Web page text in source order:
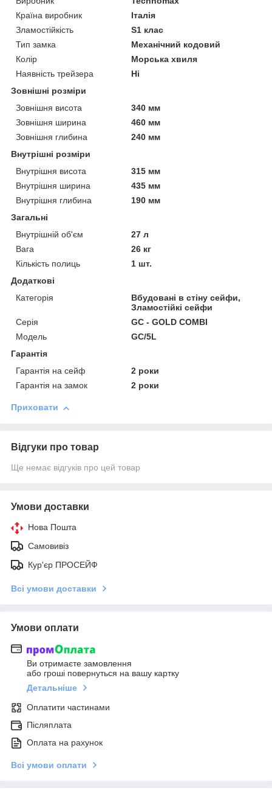
Країна виробник
Італія
Зламостійкість
S1 клас
Тип замка
Механічний кодовий
Колір
Морська хвиля
Наявність трейзера
Ні
Зовнішні розміри
Зовнішня висота
340 мм
Зовнішня ширина
460 мм
Зовнішня глибина
240 мм
Внутрішні розміри
Внутрішня висота
315 мм
Внутрішня ширина
435 мм
Внутрішня глибина
190 мм
Загальні
Внутрішній об'єм
27 л
Вага
26 кг
Кількість полиць
1 шт.
Додаткові
Категорія
Вбудовані в стіну сейфи,
Зламостійкі сейфи
Серія
GC - GOLD COMBI
Модель
GC/5L
Гарантія
Гарантія на сейф
2 роки
Гарантія на замок
2 роки
Приховати
Відгуки про товар
Ще немає відгуків про цей товар
Умови доставки
Нова Пошта
Самовивіз
Кур'єр ПРОСЕЙФ
Всі умови доставки
Умови оплати
Ви отримаєте замовлення
або гроші повернуться на вашу картку
Детальніше
Оплатити частинами
Післяплата
Оплата на рахунок
Всі умови оплати